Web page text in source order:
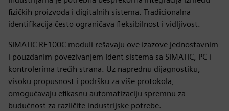
fizičkih proizvoda i digitalnih sistema. Tradicionalna
identifikacija često ograničava fleksibilnost i vidljivost.
SIMATIC RF100C moduli rešavaju ove izazove jednostavnim
i pouzdanim povezivanjem Ident sistema sa SIMATIC, PC i
kontrolerima trećih strana. Uz naprednu dijagnostiku,
visoku propusnost i podršku za više protokola,
omogućavaju efikasnu automatizaciju spremnu za
budućnost za različite industrijske potrebe.